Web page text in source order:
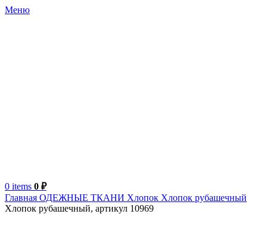
Меню
0 items 0 ₽
Главная ОДЕЖНЫЕ ТКАНИ Хлопок Хлопок рубашечный
Хлопок рубашечный, артикул 10969